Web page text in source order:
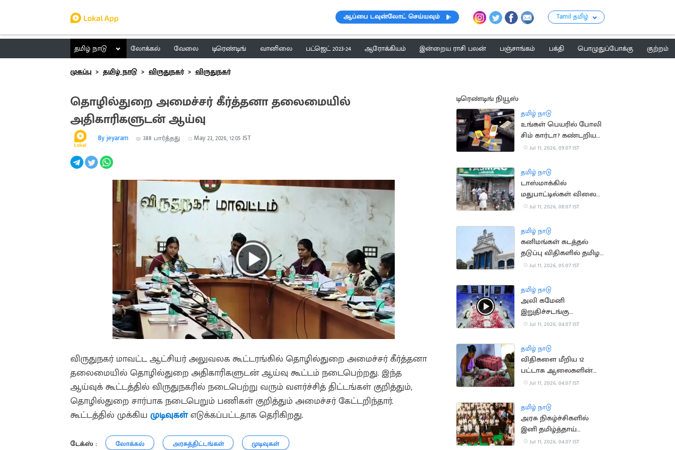
ஆப்பை டவுன்லோட் செய்யவும் Tamil தமிழ்
தமிழ் நாடு லோக்கல் வேலை டிரெண்டிங் வானிலை பட்ஜெட் 2023-24 ஆரோக்கியம் இன்றைய ராசி பலன் பஞ்சாங்கம் பக்தி பொழுதுப்போக்கு
குற்றம்
முகப்பு
தமிழ் நாடு விருதுநகர் விருதுநகர்
தொழில்துறை அமைச்சர் கீர்த்தனா தலைமையில்
அதிகாரிகளுடன் ஆய்வு
By jeyaram 388 பார்த்தது May 23, 2026, 12:05 IST
விருதுநகர் மாவட்ட ஆட்சியர் அலுவலக கூட்டரங்கில் தொழில்துறை அமைச்சர் கீர்த்தனா
தலைமையில் தொழில்துறை அதிகாரிகளுடன் ஆய்வு கூட்டம் நடைபெற்றது. இந்த
ஆய்வுக் கூட்டத்தில் விருதுநகரில் நடைபெற்று வரும் வளர்ச்சித் திட்டங்கள் குறித்தும்,
தொழில்துறை சார்பாக நடைபெறும் பணிகள் குறித்தும் அமைச்சர் கேட்டறிந்தார்.
கூட்டத்தில் முக்கியமுடிவுகள்எடுக்கப்பட்டதாக தெரிகிறது.
டேக்ஸ் : லோக்கல் அரசுத்திட்டங்கள் முடிவுகள்
டிரெண்டிங் நியூஸ்
தமிழ் நாடு
உங்கள் பெயரில் போலி
சிம் கார்டா? கண்டறிய
புதிய வசதி
Jul 11, 2026, 09:07 IST
தமிழ் நாடு
டாஸ்மாக்கில்
மதுபாட்டில்கள் விலை
ரூ.10 உயர்கிறதா?
அறிக்கை தாக்கல்
Jul 11, 2026, 08:07 IST
தமிழ் நாடு
கனிமங்கள் கடத்தல்
தடுப்பு விதிகளில் தமிழக
அரசு திருத்தம்
Jul 11, 2026, 05:07 IST
தமிழ் நாடு
அலி கமேனி
இறுதிச்சடங்கு
வீடியோவை வெளியிட்ட
Jul 11, 2026, 04:07 IST
தமிழ் நாடு
விதிகளை மீறிய 12
பட்டாசு ஆலைகளின்
உரிமம் தற்காலிக ரத்து
Jul 11, 2026, 04:07 IST
தமிழ் நாடு
அரசு நிகழ்ச்சிகளில்
இனி தமிழ்த்தாய்
வாழ்த்துக்கே முதலிடம்:
Jul 11, 2026, 04:07 IST